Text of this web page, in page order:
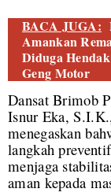
BACA JUGA:
Amankan
Diduga
Geng Motor
Dansat Brimob
Isnur Eka,
menegaskan
langkah
menjaga
aman kepada